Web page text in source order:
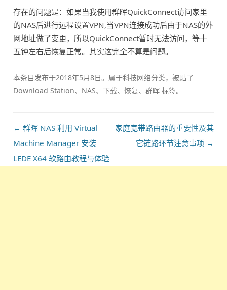
存在的问题是：如果当我使用群晖QuickConnect访问家里
的NAS后进行远程设置VPN,当VPN连接成功后由于NAS的外
网地址做了变更，所以QuickConnect暂时无法访问，等十
五钟左右后恢复正常。其实这完全不算是问题。
本条目发布于2018年5月8日。属于科技网络分类，被贴了
Download Station、 NAS、下载、恢复、群晖 标签。
文
章
导
← 群晖 NAS 利用 Virtual
Machine Manager 安装
LEDE X64 软路由教程与体验
家庭宽带路由器的重要性及其
它链路环节注意事项 →